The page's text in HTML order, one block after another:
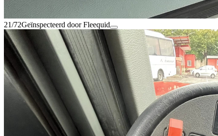
21/72Geïnspecteerd door Fleequid